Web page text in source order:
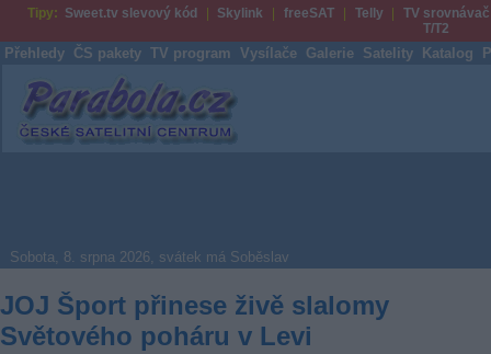
Tipy: Sweet.tv slevový kód Skylink freeSAT Telly
TV srovnávač
T/T2
Přehledy ČS pakety TV program Vysílače Galerie Satelity Katalog
Parabola.cz
Sobota, 8. srpna 2026, svátek má Soběslav
JOJ Šport přinese živě slalomy
Světového poháru v Levi